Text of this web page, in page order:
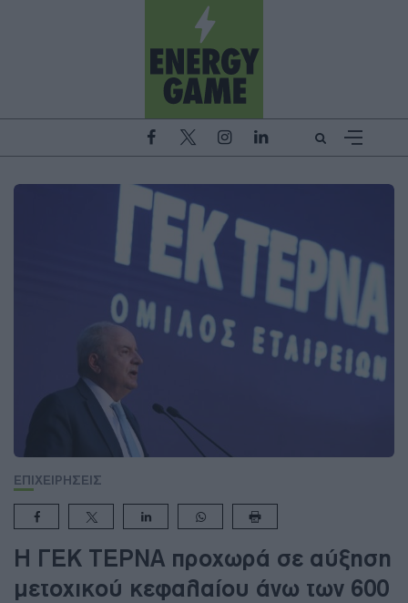
ΕΠΙΧΕΙΡΗΣΕΙΣ
Η ΓΕΚ ΤΕΡΝΑ προχωρά σε αύξηση
μετοχικού κεφαλαίου άνω των 600